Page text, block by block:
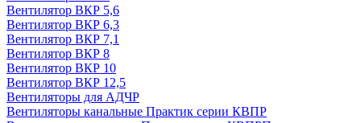
Вентилятор ВКР 5,6
Вентилятор ВКР 6,3
Вентилятор ВКР 7,1
Вентилятор ВКР 8
Вентилятор ВКР 10
Вентилятор ВКР 12,5
Вентиляторы для АДЧР
Вентиляторы канальные Практик серии КВПР